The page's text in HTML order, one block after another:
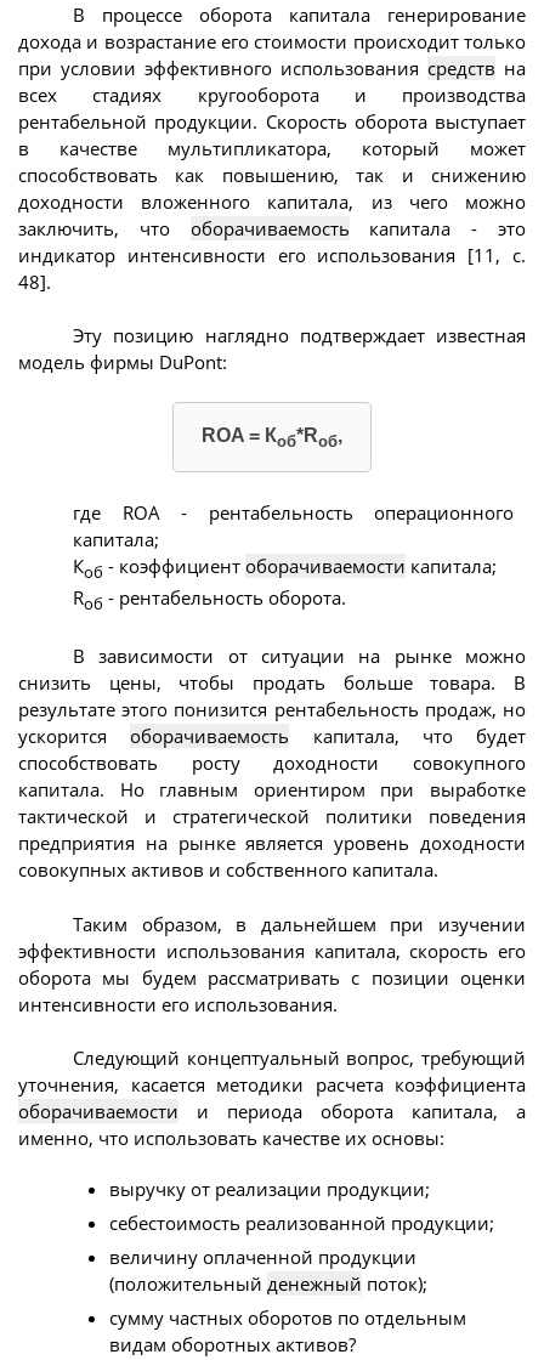
В процессе оборота капитала генерирование
дохода и возрастание его стоимости происходит только
при условии эффективного использования средств на
всех стадиях кругооборота и производства
рентабельной продукции. Скорость оборота выступает
в качестве мультипликатора, который может
способствовать как повышению, так и снижению
доходности вложенного капитала, из чего можно
заключить, что оборачиваемость капитала - это
индикатор интенсивности его использования [11, с.
48].
Эту позицию наглядно подтверждает известная
модель фирмы DuPont:
ROA = Коб*Rоб,
где ROA - рентабельность операционного
капитала;
Коб - коэффициент оборачиваемости капитала;
Rоб - рентабельность оборота.
В зависимости от ситуации на рынке можно
снизить цены, чтобы продать больше товара. В
результате этого понизится рентабельность продаж, но
ускоритсяоборачиваемость капитала, что будет
способствовать росту доходности совокупного
капитала. Но главным ориентиром при выработке
тактической и стратегической политики поведения
предприятия на рынке является уровень доходности
совокупных активов и собственного капитала.
Таким образом, в дальнейшем при изучении
эффективности использования капитала, скорость его
оборота мы будем рассматривать с позиции оценки
интенсивности его использования.
Следующий концептуальный вопрос, требующий
уточнения, касается методики расчета коэффициента
оборачиваемости и периода оборота капитала, а
именно, что использовать качестве их основы:
выручку от реализации продукции;
себестоимость реализованной продукции;
величину оплаченной продукции
(положительный денежный поток);
сумму частных оборотов по отдельным
видам оборотных активов?